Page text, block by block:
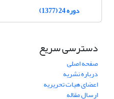
دوره 24 (1377)
دسترسی سریع
صفحه اصلی
درباره نشریه
اعضای هیات تحریریه
ارسال مقاله